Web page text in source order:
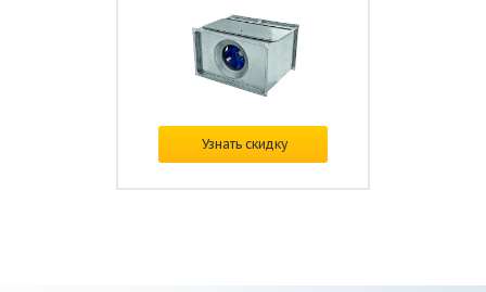
Цена: от36 596 ₽/шт.
Узнать скидку